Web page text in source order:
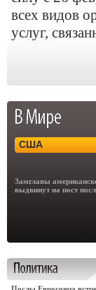
всех видов
услуг,
США
Замглавы
выдвинут на пост